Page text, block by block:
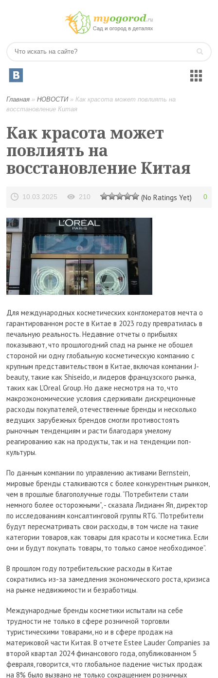
Главная »НОВОСТИ»Как красота может повлиять на
восстановление Китая
Как красота может
повлиять на
восстановление Китая
10.03.2025 210 (No Ratings Yet) 0
Для международных косметических конгломератов мечта о
гарантированном росте в Китае в 2023 году превратилась в
печальную реальность. Недавние отчеты о прибылях
показывают, что прошлогодний спад на рынке не обошел
стороной ни одну глобальную косметическую компанию с
крупным представительством в Китае, включая компании J-
beauty, такие как Shiseido, и лидеров французского рынка,
таких как L’Oreal Group. Но даже несмотря на то, что
макроэкономические условия сдерживали дискреционные
расходы покупателей, отечественные бренды и несколько
ведущих зарубежных брендов смогли противостоять
рыночным тенденциям и расти благодаря умелому
реагированию как на продукты, так и на тенденции поп-
культуры.
По данным компании по управлению активами Bernstein,
мировые бренды сталкиваются с более конкурентным рынком,
чем в прошлые благополучные годы. “Потребители стали
немного более осторожными”, - сказала Лидианн Яп, директор
по исследованиям консалтинговой группы RTG. “Потребители
будут пересматривать свои расходы, в том числе на такие
категории товаров, как товары для красоты и косметика. Если
они и будут покупать товары, то только самое необходимое”.
В прошлом году потребительские расходы в Китае
сократились из-за замедления экономического роста, кризиса
на рынке недвижимости и безработицы.
Международные бренды косметики испытали на себе
трудности не только в сфере розничной торговли
туристическими товарами, но и в сфере продаж на
материковой части Китая. В отчете Estee Lauder Companies за
второй квартал 2024 финансового года, опубликованном 5
февраля, говорится, что глобальное падение чистых продаж
на 8% было вызвано не только сокращением розничных